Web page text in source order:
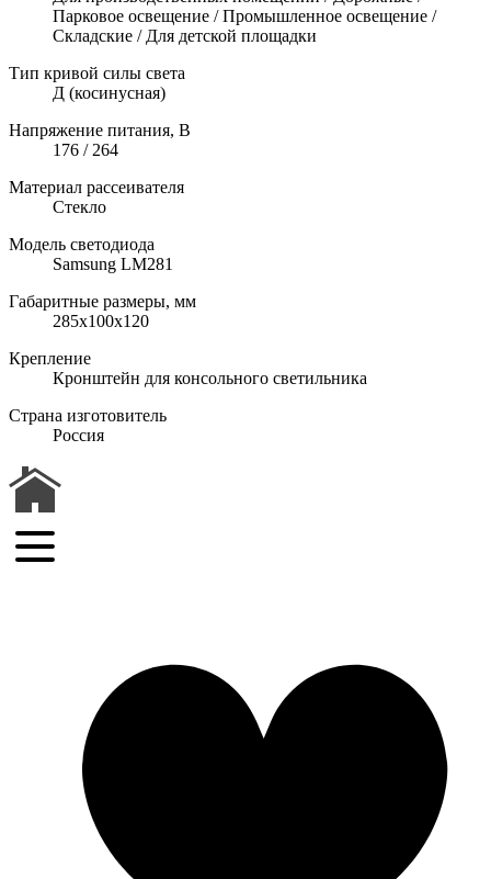
Парковое освещение / Промышленное освещение /
Складские / Для детской площадки
Тип кривой силы света
Д (косинусная)
Напряжение питания, В
176 / 264
Материал рассеивателя
Стекло
Модель светодиода
Samsung LM281
Габаритные размеры, мм
285х100х120
Крепление
Кронштейн для консольного светильника
Страна изготовитель
Россия